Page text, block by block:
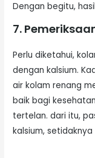
Dengan begitu,
7.
Perlu diketahui,
dengan kalsium.
air kolam renang
baik bagi
tertelan. dari itu,
kalsium, setidaknya